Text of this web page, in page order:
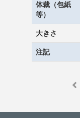
体裁（包紙
等）
大きさ
注記